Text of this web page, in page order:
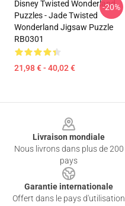
Disney Twisted Wonderland
Puzzles - Jade Twisted
Wonderland Jigsaw Puzzle
RB0301
21,98 € - 40,02 €
-20%
Livraison mondiale
Nous livrons dans plus de 200
pays
Garantie internationale
Offert dans le pays d'utilisation